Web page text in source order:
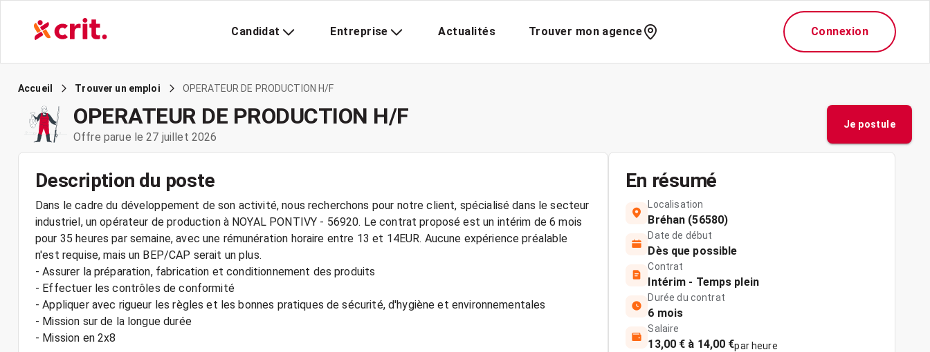
Candidat Entreprise Actualités Trouver mon agence Connexion
Accueil Trouver un emploi OPERATEUR DE PRODUCTION H/F
OPERATEUR DE PRODUCTION H/F
Offre parue le 27 juillet 2026
Je postule
Description du poste
Dans le cadre du développement de son activité, nous recherchons pour notre client, spécialisé dans le secteur
industriel, un opérateur de production à NOYAL PONTIVY - 56920. Le contrat proposé est un intérim de 6 mois
pour 35 heures par semaine, avec une rémunération horaire entre 13 et 14EUR. Aucune expérience préalable
n'est requise, mais un BEP/CAP serait un plus.
- Assurer la préparation, fabrication et conditionnement des produits
- Effectuer les contrôles de conformité
- Appliquer avec rigueur les règles et les bonnes pratiques de sécurité, d'hygiène et environnementales
- Mission sur de la longue durée
- Mission en 2x8
En résumé
Localisation
Bréhan (56580)
Date de début
Dès que possible
Contrat
Intérim - Temps plein
Durée du contrat
6 mois
Salaire
13,00 € à 14,00 €par heure